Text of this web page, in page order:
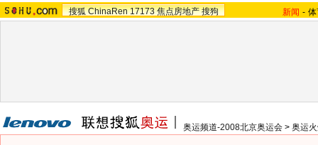
搜狐 ChinaRen 17173 焦点房地产 搜狗 新闻 -
奥运频道-2008北京奥运会 > 奥运